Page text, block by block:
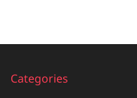
Categories